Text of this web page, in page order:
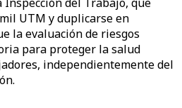
UTM y duplicarse en
la evaluación de riesgos
para proteger la salud
independientemente del